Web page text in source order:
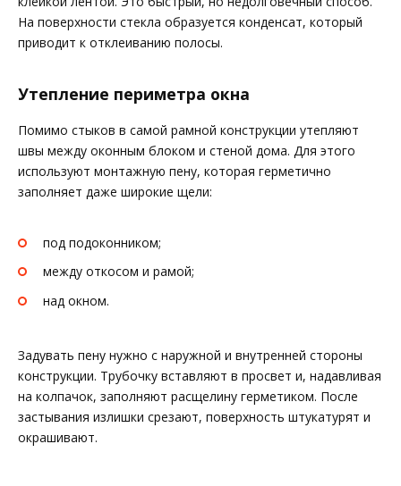
На поверхности стекла образуется конденсат, который
приводит к отклеиванию полосы.
Утепление периметра окна
Помимо стыков в самой рамной конструкции утепляют
швы между оконным блоком и стеной дома. Для этого
используют монтажную пену, которая герметично
заполняет даже широкие щели:
под подоконником;
между откосом и рамой;
над окном.
Задувать пену нужно с наружной и внутренней стороны
конструкции. Трубочку вставляют в просвет и, надавливая
на колпачок, заполняют расщелину герметиком. После
застывания излишки срезают, поверхность штукатурят и
окрашивают.